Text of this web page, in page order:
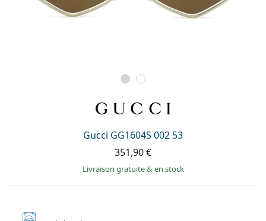
Gucci GG1604S 002 53
351,90 €
Livraison gratuite& en stock